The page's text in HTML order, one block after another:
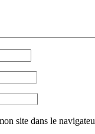
site dans le